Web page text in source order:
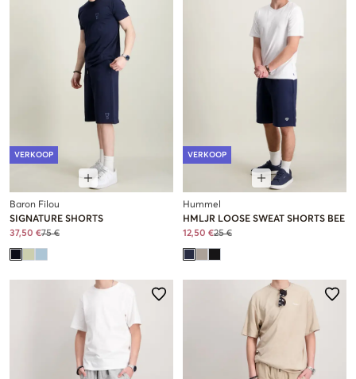
VERKOOP
Baron Filou
SIGNATURE SHORTS
37,50 €75 €
VERKOOP
Hummel
HMLJR LOOSE SWEAT SHORTS BEE
12,50 €25 €